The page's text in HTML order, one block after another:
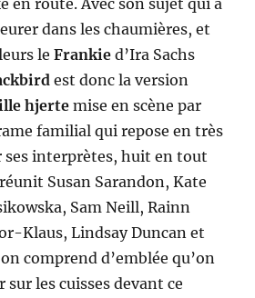
dans les chaumières, et
leFrankie d’Ira Sachs
est donc la version
hjertemise en scène par
familial qui repose en très
ses interprètes, huit en tout
Susan Sarandon, Kate
Sam Neill, Rainn
Klaus, Lindsay Duncan et
comprend d’emblée qu’on
sur les cuisses devant ce